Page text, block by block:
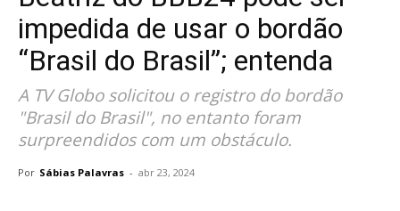
impedida de usar o bordão
“Brasil do Brasil”; entenda
A TV Globo solicitou o registro do bordão
"Brasil do Brasil", no entanto foram
surpreendidos com um obstáculo.
Por Sábias Palavras - abr 23, 2024